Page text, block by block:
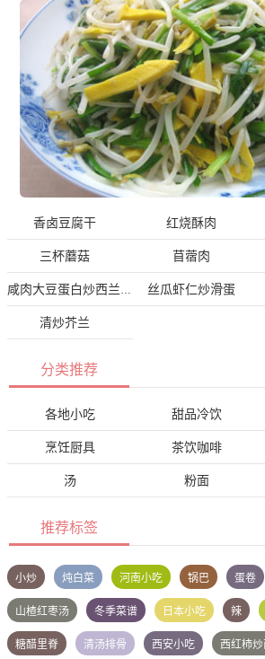
香卤豆腐干 红烧酥肉
三杯蘑菇 苜蓿肉
咸肉大豆蛋白炒西兰花 丝瓜虾仁炒滑蛋
清炒芥兰
分类推荐
各地小吃 甜品冷饮
烹饪厨具 茶饮咖啡
汤 粉面
推荐标签
小炒 炖白菜 河南小吃 锅巴 蛋卷
山楂红枣汤 冬季菜谱 日本小吃 辣
糖醋里脊 清汤排骨 西安小吃 西红柿